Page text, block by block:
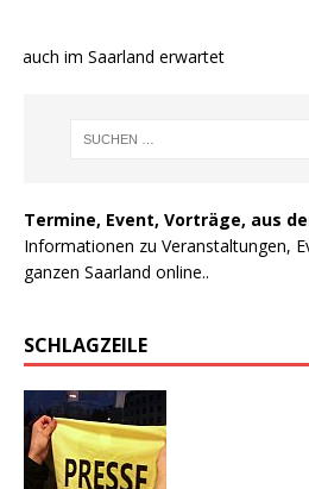
auch im Saarland erwartet
Termine, Event, Vorträge, aus
Informationen zu Veranstaltungen,
ganzen Saarland online..
SCHLAGZEILE